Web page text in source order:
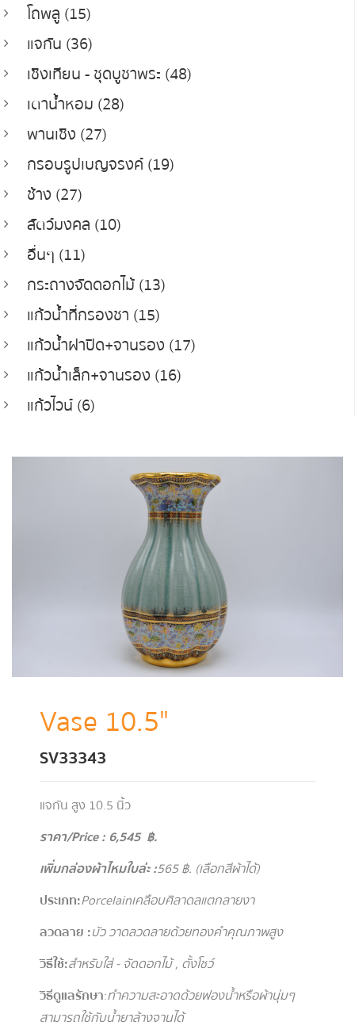
โถพลู (15)
แจกัน (36)
เชิงเทียน - ชุดบูชาพระ (48)
เตาน้ำหอม (28)
พานเชิง (27)
กรอบรูปเบญจรงค์ (19)
ช้าง (27)
สัตว์มงคล (10)
อื่นๆ (11)
กระถางจัดดอกไม้ (13)
แก้วน้ำที่กรองชา (15)
แก้วน้ำฝาปิด+จานรอง (17)
แก้วน้ำเล็ก+จานรอง (16)
แก้วไวน์ (6)
Vase 10.5"
SV33343
แจกัน สูง 10.5 นิ้ว
ราคา/Price : 6,545 ฿.
เพิ่มกล่องผ้าไหมใบล่ะ :565฿. (เลือกสีผ้าได้)
ประเภท :Porcelainเคลือบศิลาดลแตกลายงา
ลวดลาย :บัว วาดลวดลายด้วยทองคำคุณภาพสูง
วิธีใช้:สำหรับใส่ - จัดดอกไม้ , ตั้งโชว์
วิธีดูแลรักษา:ทำความสะอาดด้วยฟองน้ำหรือผ้านุ่มๆ
สามารถใช้กับน้ำยาล้างจานได้